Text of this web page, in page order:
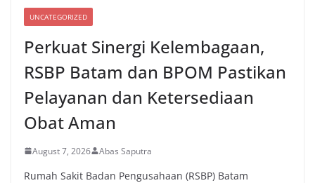
UNCATEGORIZED
Perkuat Sinergi Kelembagaan,
RSBP Batam dan BPOM Pastikan
Pelayanan dan Ketersediaan
Obat Aman
August 7, 2026 Abas Saputra
Rumah Sakit Badan Pengusahaan (RSBP) Batam